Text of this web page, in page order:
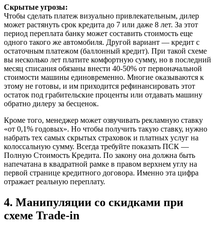
Скрытые угрозы:
Чтобы сделать платеж визуально привлекательным, дилер
может растянуть срок кредита до 7 или даже 8 лет. За этот
период переплата банку может составить стоимость еще
одного такого же автомобиля. Другой вариант — кредит с
остаточным платежом (баллонный кредит). При такой схеме
вы несколько лет платите комфортную сумму, но в последний
месяц списания обязаны внести 40-50% от первоначальной
стоимости машины единовременно. Многие оказываются к
этому не готовы, и им приходится рефинансировать этот
остаток под грабительские проценты или отдавать машину
обратно дилеру за бесценок.
Кроме того, менеджер может озвучивать рекламную ставку
«от 0,1% годовых». Но чтобы получить такую ставку, нужно
набрать тех самых скрытых страховок и платных услуг на
колоссальную сумму. Всегда требуйте показать ПСК —
Полную Стоимость Кредита. По закону она должна быть
напечатана в квадратной рамке в правом верхнем углу на
первой странице кредитного договора. Именно эта цифра
отражает реальную переплату.
4. Манипуляции со скидками при
схеме Trade-in